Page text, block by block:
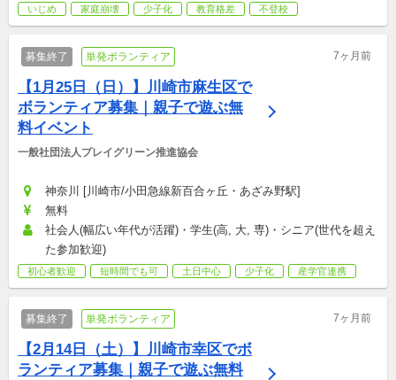
いじめ 家庭崩壊 少子化 教育格差 不登校
募集終了 単発ボランティア 7ヶ月前
【1月25日（日）】川崎市麻生区で
ボランティア募集｜親子で遊ぶ無
料イベント
一般社団法人プレイグリーン推進協会
神奈川 [川崎市/小田急線新百合ヶ丘・あざみ野駅]
無料
社会人(幅広い年代が活躍)・学生(高, 大, 専)・シニア(世代を超え
た参加歓迎)
初心者歓迎 短時間でも可 土日中心 少子化 産学官連携
募集終了 単発ボランティア 7ヶ月前
【2月14日（土）】川崎市幸区でボ
ランティア募集｜親子で遊ぶ無料